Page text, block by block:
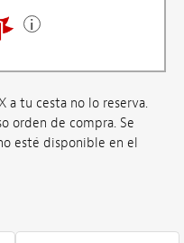
a tu cesta no lo reserva.
orden de compra. Se
esté disponible en el